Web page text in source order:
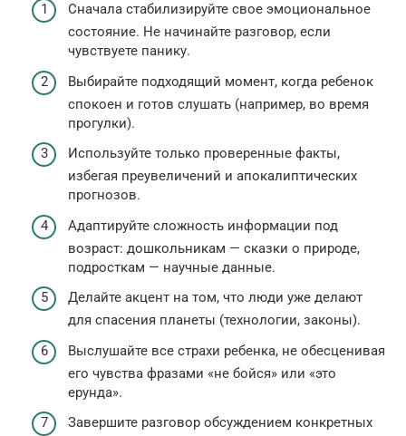
Сначала стабилизируйте свое эмоциональное
состояние. Не начинайте разговор, если
чувствуете панику.
Выбирайте подходящий момент, когда ребенок
спокоен и готов слушать (например, во время
прогулки).
Используйте только проверенные факты,
избегая преувеличений и апокалиптических
прогнозов.
Адаптируйте сложность информации под
возраст: дошкольникам — сказки о природе,
подросткам — научные данные.
Делайте акцент на том, что люди уже делают
для спасения планеты (технологии, законы).
Выслушайте все страхи ребенка, не обесценивая
его чувства фразами «не бойся» или «это
ерунда».
Завершите разговор обсуждением конкретных